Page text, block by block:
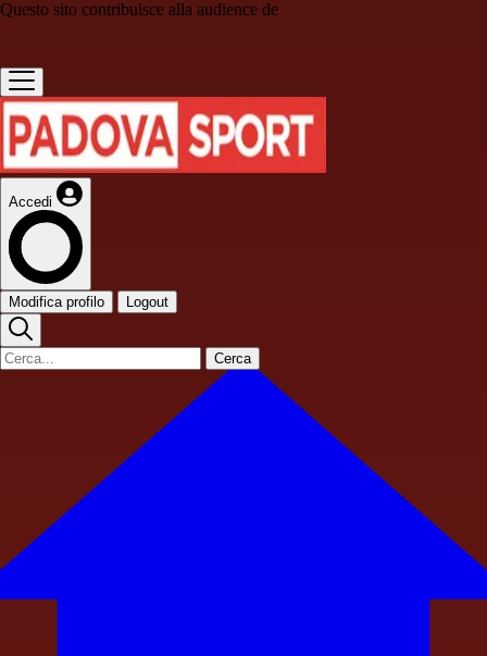
Questo sito contribuisce alla audience de
Accedi
Modifica profilo Logout
Cerca